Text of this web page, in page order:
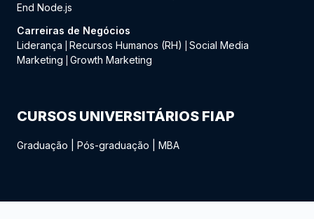
End Node.js
Carreiras de Negócios
Liderança
Recursos Humanos (RH)
Social Media
Marketing
Growth Marketing
CURSOS UNIVERSITÁRIOS FIAP
Graduação Pós-graduação MBA